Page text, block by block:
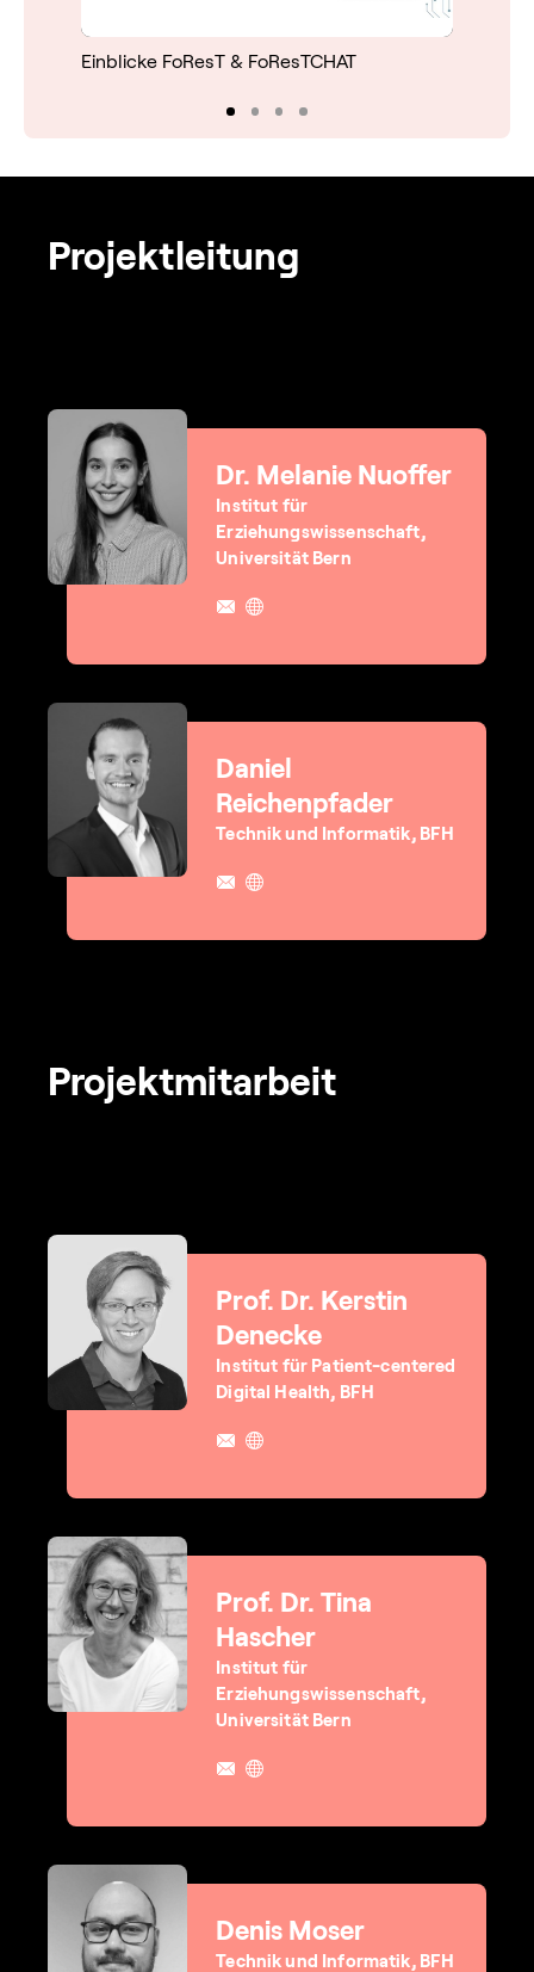
Einblicke FoResT & FoResTCHAT
Projektleitung
Dr. Melanie Nuoffer
Institut für
Erziehungswissenschaft,
Universität Bern
Daniel
Reichenpfader
Technik und Informatik, BFH
Projektmitarbeit
Prof. Dr. Kerstin
Denecke
Institut für Patient-centered
Digital Health, BFH
Prof. Dr. Tina
Hascher
Institut für
Erziehungswissenschaft,
Universität Bern
Denis Moser
Technik und Informatik, BFH